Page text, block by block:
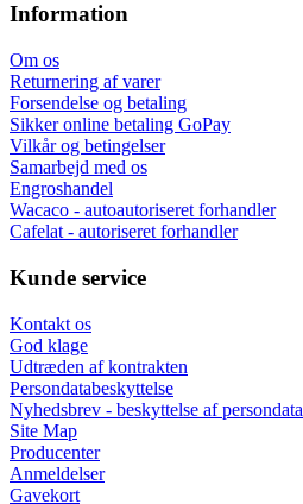
Information
Om os
Returnering af varer
Forsendelse og betaling
Sikker online betaling GoPay
Vilkår og betingelser
Samarbejd med os
Engroshandel
Wacaco - autoautoriseret forhandler
Cafelat - autoriseret forhandler
Kunde service
Kontakt os
God klage
Udtræden af kontrakten
Persondatabeskyttelse
Nyhedsbrev - beskyttelse af persondata
Site Map
Producenter
Anmeldelser
Gavekort